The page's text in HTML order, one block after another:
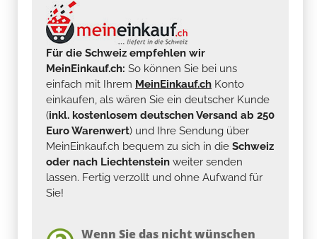
Für die Schweiz empfehlen wir
MeinEinkauf.ch: So können Sie bei uns
einfach mit Ihrem MeinEinkauf.ch Konto
einkaufen, als wären Sie ein deutscher Kunde
(inkl. kostenlosem deutschen Versand ab 250
Euro Warenwert) und Ihre Sendung über
MeinEinkauf.ch bequem zu sich in die Schweiz
oder nach Liechtenstein weiter senden
lassen. Fertig verzollt und ohne Aufwand für
Sie!
Wenn Sie das nicht wünschen